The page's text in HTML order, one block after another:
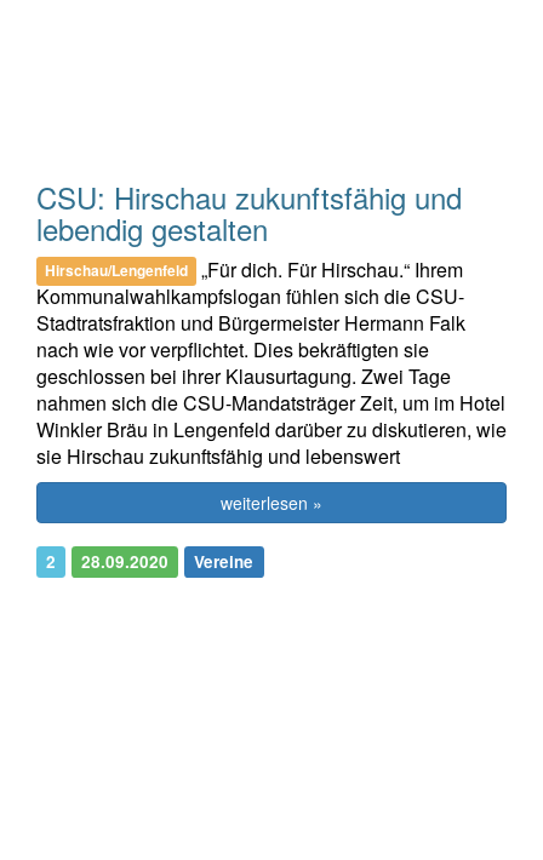
CSU: Hirschau zukunftsfähig und
lebendig gestalten
Hirschau/Lengenfeld
„Für dich. Für Hirschau.“ Ihrem
Kommunalwahlkampfslogan fühlen sich die CSU-
Stadtratsfraktion und Bürgermeister Hermann Falk
nach wie vor verpflichtet. Dies bekräftigten sie
geschlossen bei ihrer Klausurtagung. Zwei Tage
nahmen sich die CSU-Mandatsträger Zeit, um im Hotel
Winkler Bräu in Lengenfeld darüber zu diskutieren, wie
sie Hirschau zukunftsfähig und lebenswert
weiterlesen »
2 28.09.2020 Vereine